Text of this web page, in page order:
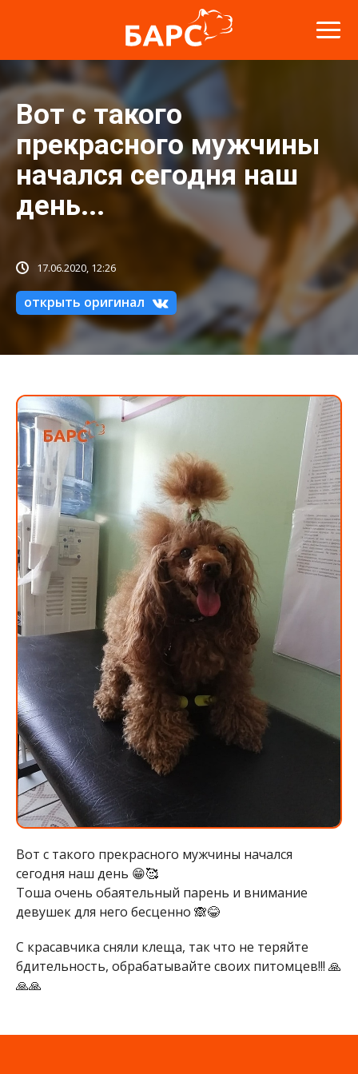
Вот с такого
прекрасного мужчины
начался сегодня наш
день...
17.06.2020, 12:26
открыть оригинал
Вот с такого прекрасного мужчины начался
сегодня наш день 😁🥰
Тоша очень обаятельный парень и внимание
девушек для него бесценно 🙈😂
С красавчика сняли клеща, так что не теряйте
бдительность, обрабатывайте своих питомцев!!! 🙏
🙏🙏